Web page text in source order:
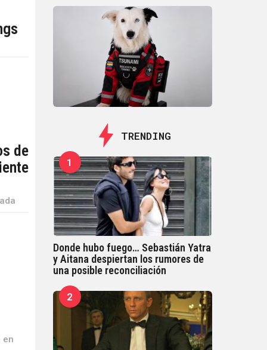
de
en
TRENDING
1
Donde hubo fuego… Sebastián Yatra
y Aitana despiertan los rumores de
una posible reconciliación
2